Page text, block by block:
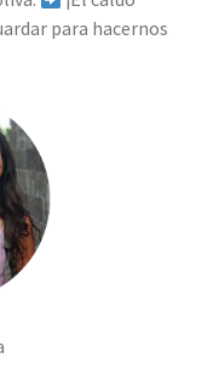
para hacernos